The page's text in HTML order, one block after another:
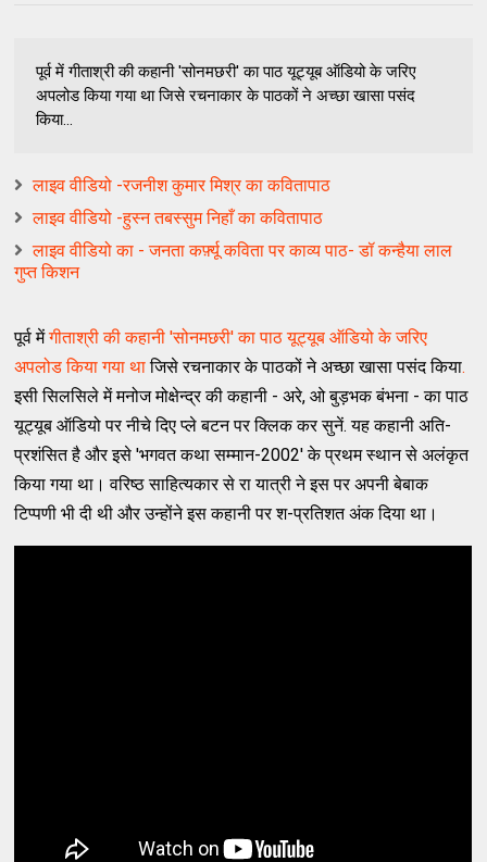
पूर्व में गीताश्री की कहानी 'सोनमछरी' का पाठ यूट्यूब ऑडियो के जरिए
अपलोड किया गया था जिसे रचनाकार के पाठकों ने अच्छा खासा पसंद
किया...
लाइव वीडियो -रजनीश कुमार मिश्र का कवितापाठ
लाइव वीडियो -हुस्न तबस्सुम निहाँ का कवितापाठ
लाइव वीडियो का - जनता कर्फ़्यू कविता पर काव्य पाठ- डॉ कन्हैया लाल
गुप्त किशन
पूर्व मेंगीताश्री की कहानी 'सोनमछरी' का पाठ यूट्यूब ऑडियो के जरिए
अपलोड किया गया थाजिसे रचनाकार के पाठकों ने अच्छा खासा पसंद किया.
इसी सिलसिले में मनोज मोक्षेन्द्र की कहानी - अरे, ओ बुड़भक बंभना - का पाठ
यूट्यूब ऑडियो पर नीचे दिए प्ले बटन पर क्लिक कर सुनें. यह कहानी अति-
प्रशंसित है और इसे 'भगवत कथा सम्मान-2002' के प्रथम स्थान से अलंकृत
किया गया था। वरिष्ठ साहित्यकार से रा यात्री ने इस पर अपनी बेबाक
टिप्पणी भी दी थी और उन्होंने इस कहानी पर श-प्रतिशत अंक दिया था।